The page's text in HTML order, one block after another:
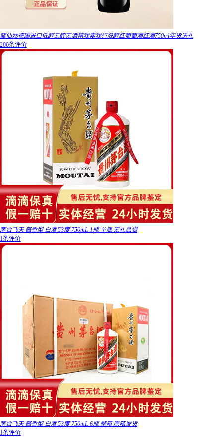
蓝仙姑德国进口低醇无醇无酒精我素我行脱醇红葡萄酒红酒750ml年货送礼
200条评价
茅台飞天 酱香型 白酒 53度 750mL 1瓶 单瓶 无礼品袋
1条评价
茅台飞天 酱香型 白酒 53度 750mL 6瓶 整箱 原箱发货
1条评价